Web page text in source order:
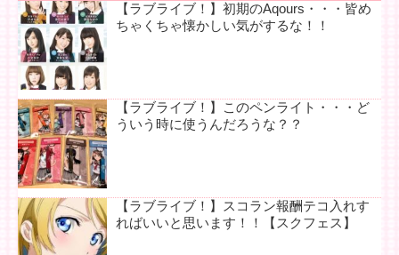
【ラブライブ！】初期のAqours・・・皆め
ちゃくちゃ懐かしい気がするな！！
【ラブライブ！】このペンライト・・・ど
ういう時に使うんだろうな？？
【ラブライブ！】スコラン報酬テコ入れす
ればいいと思います！！【スクフェス】